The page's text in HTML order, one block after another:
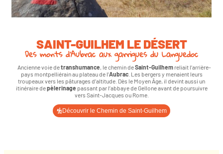
SAINT-GUILHEM LE DÉSERT
Des monts d’Aubrac aux garrigues du Languedoc
Ancienne voie detranshumance, le chemin deSaint-Guilhemreliait l’arrière-
pays montpelliérain au plateau de l’Aubrac. Les bergers y menaient leurs
troupeaux vers les pâturages d’altitude. Dès le Moyen Âge, il devint aussi un
itinéraire depèlerinage passant par l’abbaye de Gellone avant de poursuivre
vers Saint-Jacques ou Rome.
Découvrir le Chemin de Saint-Guilhem